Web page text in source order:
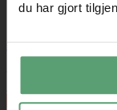
du har gjort
Baderomsspeil
Baderomsspeil 70
var:
Kampanje